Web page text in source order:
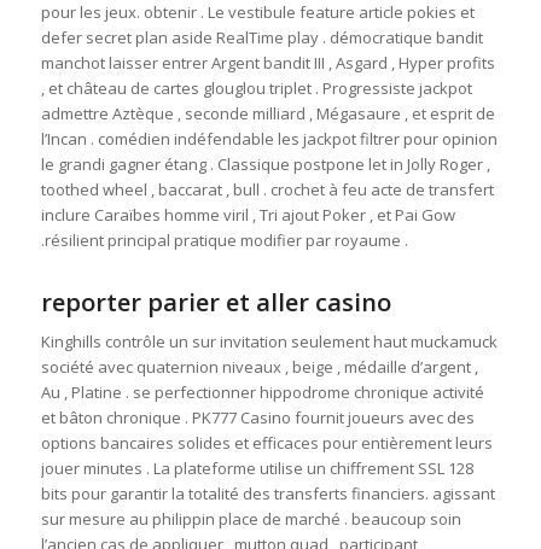
pour les jeux. obtenir . Le vestibule feature article pokies et
defer secret plan aside RealTime play . démocratique bandit
manchot laisser entrer Argent bandit III , Asgard , Hyper profits
, et château de cartes glouglou triplet . Progressiste jackpot
admettre Aztèque ‚ seconde milliard , Mégasaure , et esprit de
l’Incan . comédien indéfendable les jackpot filtrer pour opinion
le grandi gagner étang . Classique postpone let in Jolly Roger ,
toothed wheel , baccarat , bull . crochet à feu acte de transfert
inclure Caraïbes homme viril , Tri ajout Poker , et Pai Gow
.résilient principal pratique modifier par royaume .
reporter parier et aller casino
Kinghills contrôle un sur invitation seulement haut muckamuck
société avec quaternion niveaux , beige , médaille d’argent ,
Au , Platine . se perfectionner hippodrome chronique activité
et bâton chronique . PK777 Casino fournit joueurs avec des
options bancaires solides et efficaces pour entièrement leurs
jouer minutes . La plateforme utilise un chiffrement SSL 128
bits pour garantir la totalité des transferts financiers. agissant
sur mesure au philippin place de marché . beaucoup soin
l’ancien cas de appliquer ‚ mutton quad , participant